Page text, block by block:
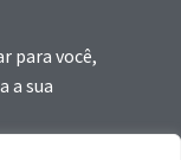
para você,
a sua